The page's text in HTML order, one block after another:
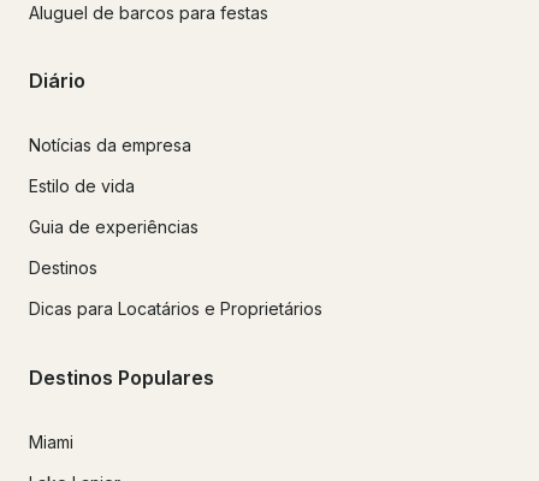
Aluguel de barcos para festas
Diário
Notícias da empresa
Estilo de vida
Guia de experiências
Destinos
Dicas para Locatários e Proprietários
Destinos Populares
Miami